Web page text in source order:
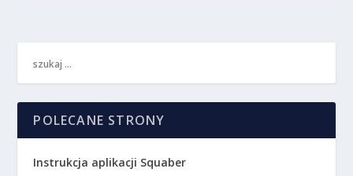
POLECANE STRONY
Instrukcja aplikacji Squaber